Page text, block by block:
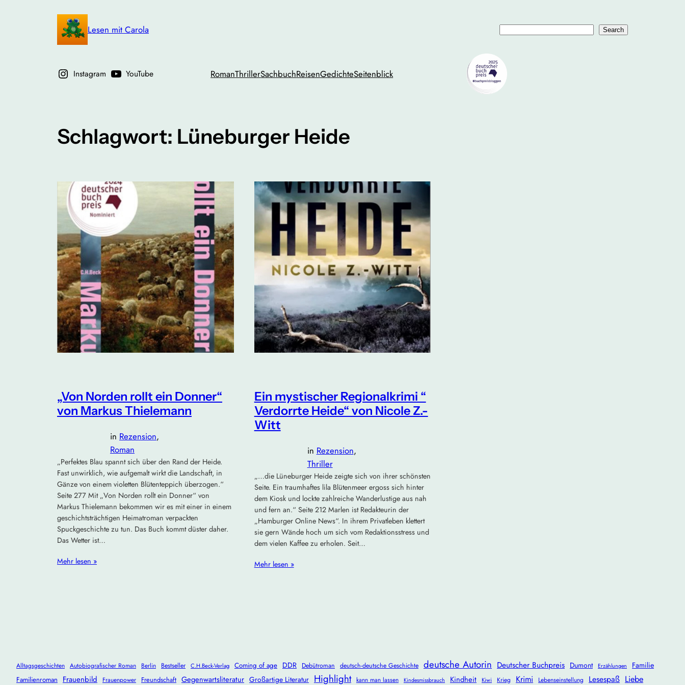
Lesen mit Carola Search
Instagram YouTube RomanThrillerSachbuchReisenGedichteSeitenblick
Schlagwort: Lüneburger Heide
„Von Norden rollt ein Donner“
von Markus Thielemann
in Rezension
Roman
„Perfektes Blau spannt sich über den Rand der Heide.
Fast unwirklich, wie aufgemalt wirkt die Landschaft, in
Gänze von einem violetten Blütenteppich überzogen.“
Seite 277 Mit „Von Norden rollt ein Donner“ von
Markus Thielemann bekommen wir es mit einer in einem
geschichtsträchtigen Heimatroman verpackten
Spuckgeschichte zu tun. Das Buch kommt düster daher.
Das Wetter ist…
Mehr lesen »
Ein mystischer Regionalkrimi “
Verdorrte Heide“ von Nicole Z.-
Witt
in Rezension
Thriller
„…die Lüneburger Heide zeigte sich von ihrer schönsten
Seite. Ein traumhaftes lila Blütenmeer ergoss sich hinter
dem Kiosk und lockte zahlreiche Wanderlustige aus nah
und fern an.“ Seite 212 Marlen ist Redakteurin der
„Hamburger Online News“. In ihrem Privatleben klettert
sie gern Wände hoch um sich vom Redaktionsstress und
dem vielen Kaffee zu erholen. Seit…
Mehr lesen »
Alltagsgeschichten Autobiografischer Roman Berlin Bestseller C.H.Beck-Verlag Coming of age DDR Debütroman deutsch-deutsche Geschichte deutsche Autorin Deutscher Buchpreis Dumont Erzählungen Familie
Familienroman Frauenbild Frauenpower Freundschaft Gegenwartsliteratur Großartige Literatur Highlight kann man lassen Kindesmissbrauch Kindheit Kiwi Krieg Krimi Lebenseinstellung Lesespaß Liebe